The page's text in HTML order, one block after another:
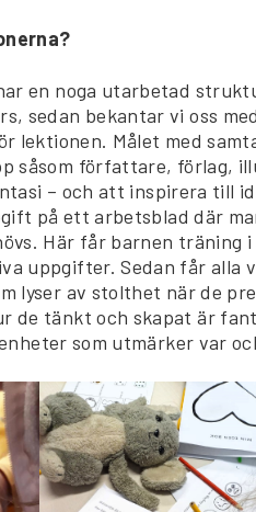
en noga utarbetad
sedan bekantar vi oss
lektionen. Målet med
såsom författare, förlag,
– och att inspirera till
på ett arbetsblad där
Här får barnen träning
uppgifter. Sedan får alla
lyser av stolthet när de
de tänkt och skapat är
som utmärker var